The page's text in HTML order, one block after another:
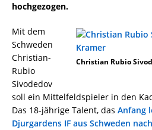
hochgezogen.
Christian Rubio
Mit dem
Schweden
Christian-
Rubio
Sivodedov
soll ein Mittelfeldspieler in den
Das 18-jährige Talent, das Anfang
Djurgardens IF aus Schweden